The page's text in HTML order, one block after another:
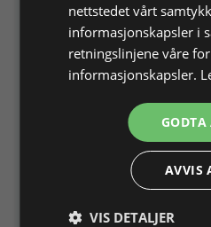
Loddespiral til plassering
og fastholdelse av emne
Stål, lett å forme etter emnene.
Legg i
handlekurv
nettstedet vårt
informasjonskapsler i
retningslinjene våre for
informasjonskapsler.
GODTA
AVVIS
VIS DETALJER